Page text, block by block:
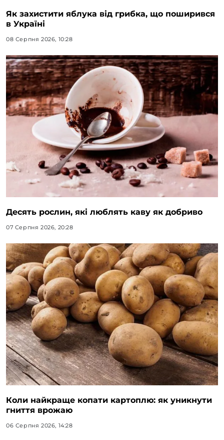
Як захистити яблука від грибка, що поширився
в Україні
08 Серпня 2026, 10:28
Десять рослин, які люблять каву як добриво
07 Серпня 2026, 20:28
Коли найкраще копати картоплю: як уникнути
гниття врожаю
06 Серпня 2026, 14:28